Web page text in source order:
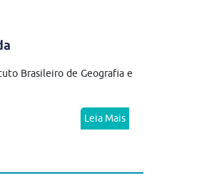
Brasileiro de Geografia e
Leia Mais